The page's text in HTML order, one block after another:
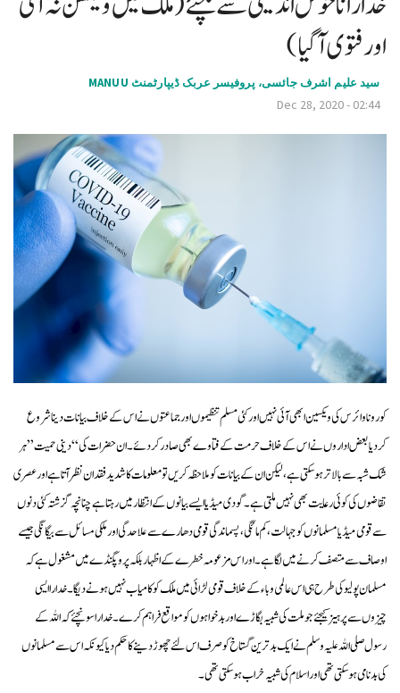
v
t
i
o
n
اور فتوی آگیا )
سيد عليم اشرف جائسى، پروفیسر عربک ڈیپارٹمنٹ MANUU
Dec 28, 2020 - 02:44
کورونا وائرس کی ویکسین ابھی آئی نہیں اور کئی مسلم تنظیموں اور جماعتوں نے اس کے خلاف بیانات دینا شروع
کردیا بعض اداروں نے اس کے خلاف حرمت کے فتاوے بھی صادر کردئے۔ ان حضرات کی “دینی حمیت”ہر
شک شبہ سے بالاتر ہوسکتی ہے، لیکن ان کے بیانات کو ملاحظہ کریں تو معلومات کا شدید فقدان نظر آتا ہے اور عصری
تقاضوں کی کوئی رعایت بھی نہیں ملتی ہے۔گودی میڈیا ایسے بیانوں کے انتظار میں رہتا ہے چنانچہ گزشتہ کئی دنوں
سے قومی میڈیا مسلمانوں کو جہالت، کم مائگی، پسماندگی قومی دھارے سے علاحدگی اور ملکی مسائل سے بیگانگی جیسے
اوصاف سے متصف کرنے میں لگا ہے۔ اور اس مزعومہ خطرے کے اظہار بلکہ پروپگنڈے میں مشغول ہے کہ
مسلمان پولیو کی طرح ہی اس عالمی وباء کے خلاف قومی لڑائی میں ملک کو کامیاب نہیں ہونے دیگا۔ خدا را ایسی
چیزوں سے پرہیز کیجئے جو ملت کی شبیہ بگاڑے اور بد خواہوں کو مواقع فراہم کرے۔ خدا را سونچئے کہ اللہ کے
رسول صلی اللہ علیہ وسلم نے ایک بد ترین گستاخ کو صرف اس لئے چھوڑ دینے کا حکم دیا کیونکہ اس سے مسلمانوں
کی بدنامی ہوسکتی تھی اور اسلام کی شبیہ خراب ہوسکتی تھی۔